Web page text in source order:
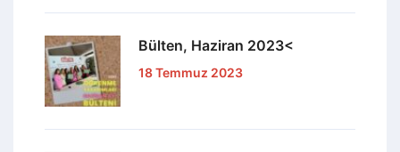
Bülten, Haziran 2023<
18 Temmuz 2023